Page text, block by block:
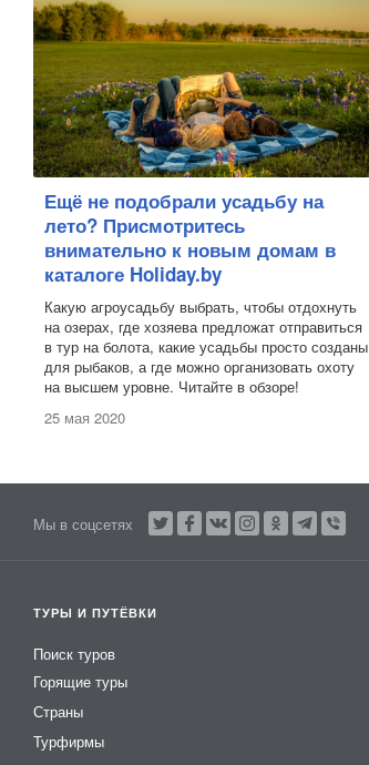
Ещё не подобрали усадьбу на
лето? Присмотритесь
внимательно к новым домам в
каталоге Holiday.by
Какую агроусадьбу выбрать, чтобы отдохнуть
на озерах, где хозяева предложат отправиться
в тур на болота, какие усадьбы просто созданы
для рыбаков, а где можно организовать охоту
на высшем уровне. Читайте в обзоре!
25 мая 2020
Мы в соцсетях
ТУРЫ И ПУТЁВКИ
Поиск туров
Горящие туры
Страны
Турфирмы